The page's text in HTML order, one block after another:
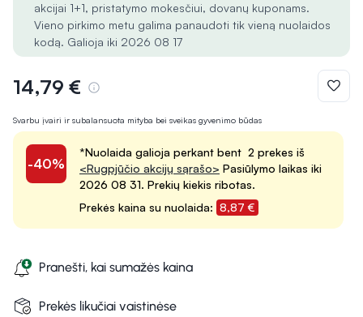
Svarbu įvairi ir subalansuota mityba bei sveikas gyvenimo būdas
-40%
*Nuolaida galioja perkant bent 2 prekes iš
<Rugpjūčio akcijų sąrašo> Pasiūlymo laikas iki
2026 08 31. Prekių kiekis ribotas.
Prekės kaina su nuolaida: 8,87 €
akcijai 1+1, pristatymo mokesčiui, dovanų kuponams.
Vieno pirkimo metu galima panaudoti tik vieną nuolaidos
kodą. Galioja iki 2026 08 17
14,79 €
Pranešti, kai sumažės kaina
Prekės likučiai vaistinėse